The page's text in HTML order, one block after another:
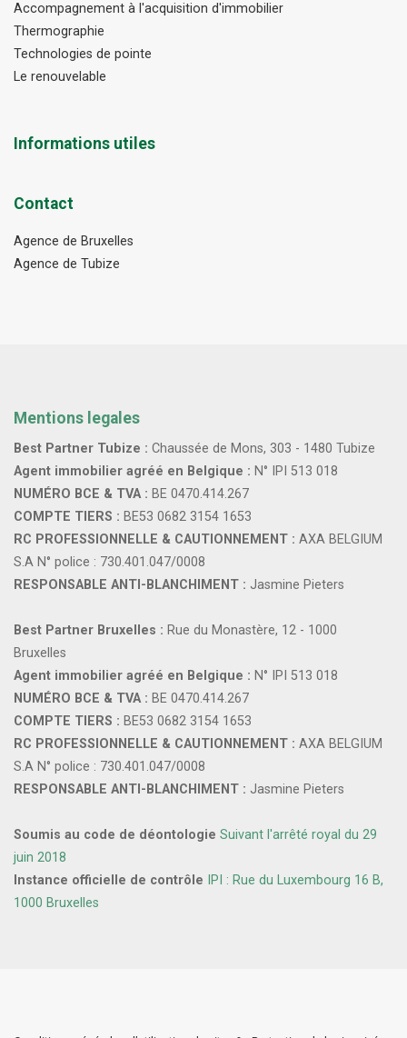
Accompagnement à l'acquisition d'immobilier
Thermographie
Technologies de pointe
Le renouvelable
Informations utiles
Contact
Agence de Bruxelles
Agence de Tubize
Mentions legales
Best Partner Tubize : Chaussée de Mons, 303 - 1480 Tubize
Agent immobilier agréé en Belgique : N° IPI 513 018
NUMÉRO BCE & TVA : BE 0470.414.267
COMPTE TIERS : BE53 0682 3154 1653
RC PROFESSIONNELLE & CAUTIONNEMENT : AXA BELGIUM
S.A N° police : 730.401.047/0008
RESPONSABLE ANTI-BLANCHIMENT : Jasmine Pieters
Best Partner Bruxelles : Rue du Monastère, 12 - 1000
Bruxelles
Agent immobilier agréé en Belgique : N° IPI 513 018
NUMÉRO BCE & TVA : BE 0470.414.267
COMPTE TIERS : BE53 0682 3154 1653
RC PROFESSIONNELLE & CAUTIONNEMENT : AXA BELGIUM
S.A N° police : 730.401.047/0008
RESPONSABLE ANTI-BLANCHIMENT : Jasmine Pieters
Soumis au code de déontologie Suivant l'arrêté royal du 29
juin 2018
Instance officielle de contrôle
IPI : Rue du Luxembourg 16 B,
1000 Bruxelles